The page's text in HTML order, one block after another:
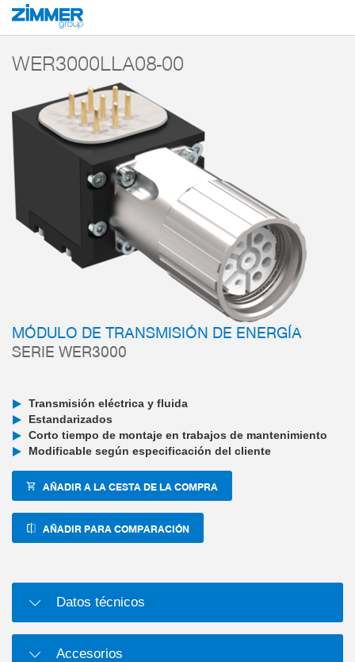
Inicio Productos
WER3000LLA08-00
MÓDULO DE TRANSMISIÓN DE ENERGÍA
SERIE WER3000
Transmisión eléctrica y fluida
Estandarizados
Corto tiempo de montaje en trabajos de mantenimiento
Modificable según especificación del cliente
AÑADIR A LA CESTA DE LA COMPRA
AÑADIR PARA COMPARACIÓN
Datos técnicos
Accesorios